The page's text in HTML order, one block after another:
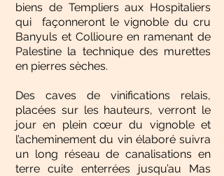
biens de Templiers aux Hospitaliers
qui façonneront le vignoble du cru
Banyuls et Collioure en ramenant de
Palestine la technique des murettes
en pierres sèches.
Des caves de vinifications relais,
placées sur les hauteurs, verront le
jour en plein cœur du vignoble et
l’acheminement du vin élaboré suivra
un long réseau de canalisations en
terre cuite enterrées jusqu’au Mas